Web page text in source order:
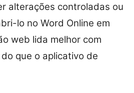
alterações controladas ou
lo no Word Online em
web lida melhor com
que o aplicativo de